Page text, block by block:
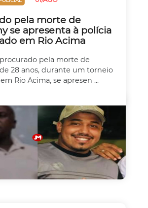
pela morte de
se apresenta à polícia
em Rio Acima
pela morte de
28 anos, durante um torneio
Rio Acima, se apresen ...